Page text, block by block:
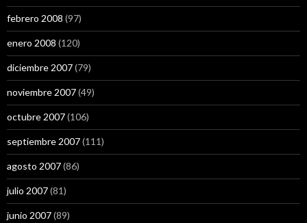
febrero 2008 (97)
enero 2008 (120)
diciembre 2007(79)
noviembre 2007(49)
octubre 2007(106)
septiembre 2007(111)
agosto 2007(86)
julio 2007(81)
junio 2007(89)